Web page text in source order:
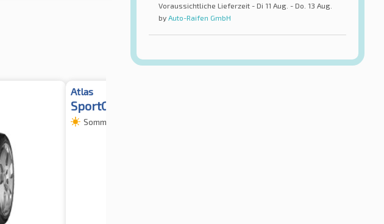
Voraussichtliche Lieferzeit - Di 11 Aug. - Do. 13 Aug.
by Auto-Raifen GmbH
Atlas
SportGreen SUV 2 XL
Sommerreifen